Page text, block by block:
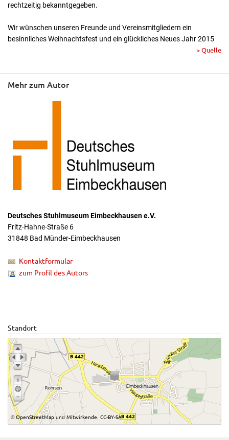
rechtzeitig bekanntgegeben.
Wir wünschen unseren Freunde und Vereinsmitgliedern ein
besinnliches Weihnachtsfest und ein glückliches Neues Jahr 2015
> Quelle
Mehr zum Autor
Deutsches Stuhlmuseum Eimbeckhausen e.V.
Fritz-Hahne-Straße 6
31848 Bad Münder-Eimbeckhausen
Kontaktformular
zum Profil des Autors
Standort
©OpenStreetMap undMitwirkende CC-BY-SA